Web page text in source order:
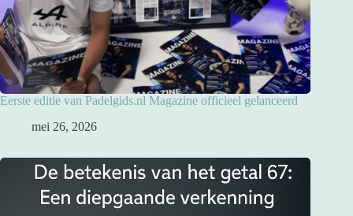
Eerste editie van Padelgids.nl Magazine officieel gelanceerd
mei 26, 2026